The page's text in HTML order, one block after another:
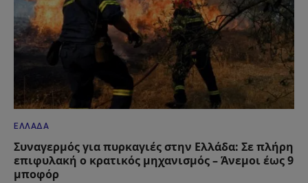
ΕΛΛΆΔΑ
Συναγερμός για πυρκαγιές στην Ελλάδα: Σε πλήρη
επιφυλακή ο κρατικός μηχανισμός – Άνεμοι έως 9
μποφόρ